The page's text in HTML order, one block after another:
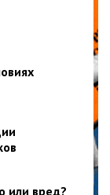
или вред?